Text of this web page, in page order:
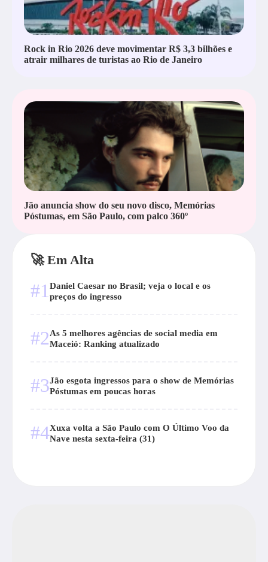
Rock in Rio 2026 deve movimentar R$ 3,3 bilhões e
atrair milhares de turistas ao Rio de Janeiro
Jão anuncia show do seu novo disco, Memórias
Póstumas, em São Paulo, com palco 360º
🚀 Em Alta
#1 Daniel Caesar no Brasil; veja o local e os
preços do ingresso
#2As 5 melhores agências de social media em
Maceió: Ranking atualizado
#3Jão esgota ingressos para o show de Memórias
Póstumas em poucas horas
#4Xuxa volta a São Paulo com O Último Voo da
Nave nesta sexta-feira (31)